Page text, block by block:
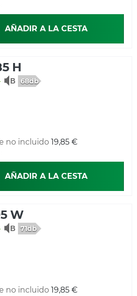
AÑADIR A LA CESTA
H
68db
no incluido 19,85 €
AÑADIR A LA CESTA
W
71db
no incluido 19,85 €